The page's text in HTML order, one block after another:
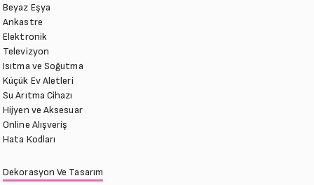
Beyaz Eşya
Ankastre
Elektronik
Televizyon
Isıtma ve Soğutma
Küçük Ev Aletleri
Su Arıtma Cihazı
Hijyen ve Aksesuar
Online Alışveriş
Hata Kodları
Dekorasyon Ve Tasarım